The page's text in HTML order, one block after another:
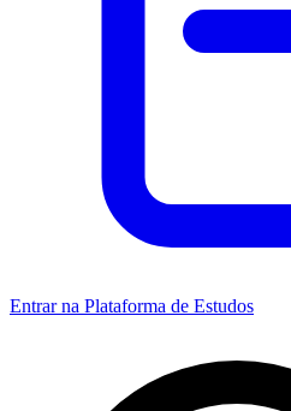
Entrar na Plataforma de Estudos